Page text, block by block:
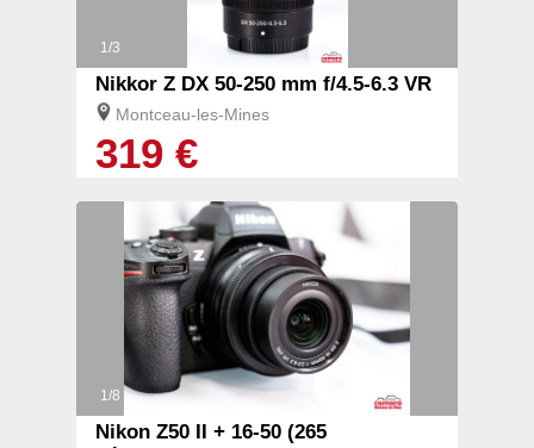
1/3
Nikkor Z DX 50-250 mm f/4.5-6.3 VR
Montceau-les-Mines
319 €
1/8
Nikon Z50 II + 16-50 (265